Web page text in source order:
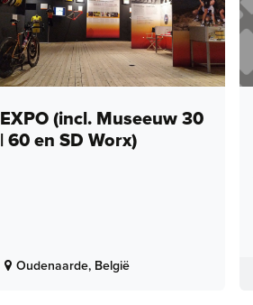
EXPO (incl. Museeuw 30
| 60 en SD Worx)
Oudenaarde, België